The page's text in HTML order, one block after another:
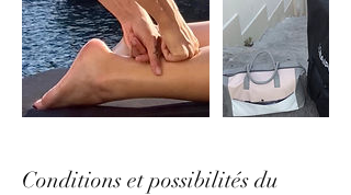
Conditions et possibilités du